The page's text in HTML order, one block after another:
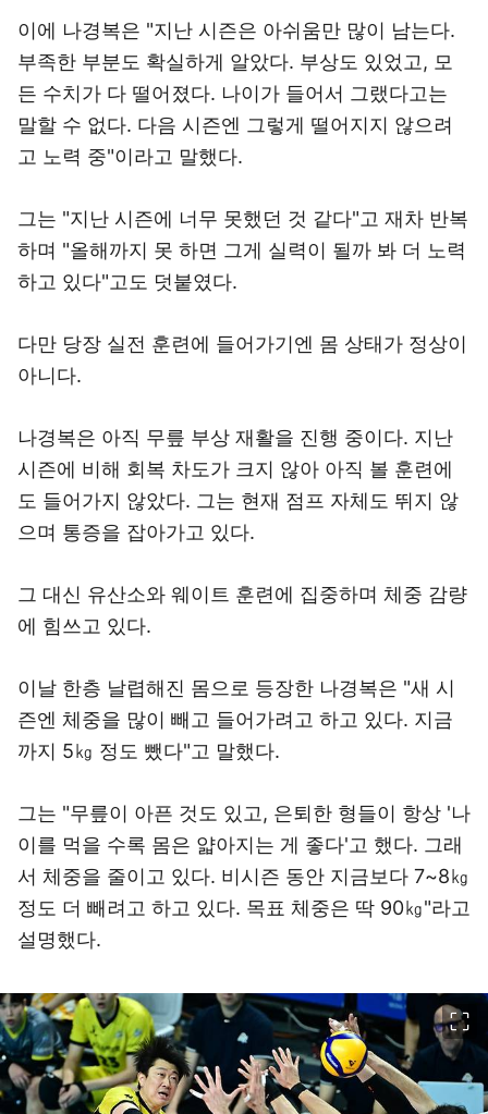
이에 나경복은 "지난 시즌은 아쉬움만 많이 남는다.
부족한 부분도 확실하게 알았다. 부상도 있었고, 모
든 수치가 다 떨어졌다. 나이가 들어서 그랬다고는
말할 수 없다. 다음 시즌엔 그렇게 떨어지지 않으려
고 노력 중"이라고 말했다.
그는 "지난 시즌에 너무 못했던 것 같다"고 재차 반복
하며 "올해까지 못 하면 그게 실력이 될까 봐 더 노력
하고 있다"고도 덧붙였다.
다만 당장 실전 훈련에 들어가기엔 몸 상태가 정상이
아니다.
나경복은 아직 무릎 부상 재활을 진행 중이다. 지난
시즌에 비해 회복 차도가 크지 않아 아직 볼 훈련에
도 들어가지 않았다. 그는 현재 점프 자체도 뛰지 않
으며 통증을 잡아가고 있다.
그 대신 유산소와 웨이트 훈련에 집중하며 체중 감량
에 힘쓰고 있다.
이날 한층 날렵해진 몸으로 등장한 나경복은 "새 시
즌엔 체중을 많이 빼고 들어가려고 하고 있다. 지금
까지 5㎏ 정도 뺐다"고 말했다.
그는 "무릎이 아픈 것도 있고, 은퇴한 형들이 항상 '나
이를 먹을 수록 몸은 얇아지는 게 좋다'고 했다. 그래
서 체중을 줄이고 있다. 비시즌 동안 지금보다 7~8㎏
정도 더 빼려고 하고 있다. 목표 체중은 딱 90㎏"라고
설명했다.